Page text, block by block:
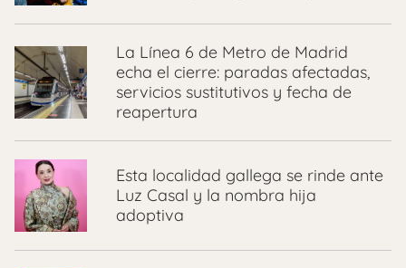
La Línea 6 de Metro de Madrid
echa el cierre: paradas afectadas,
servicios sustitutivos y fecha de
reapertura
Esta localidad gallega se rinde ante
Luz Casal y la nombra hija
adoptiva